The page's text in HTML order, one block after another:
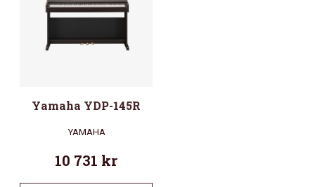
Yamaha YDP-145R
YAMAHA
10 731 kr